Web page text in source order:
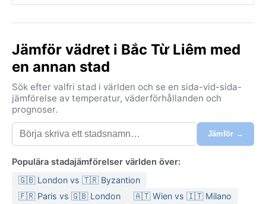
Jämför vädret i Bắc Từ Liêm med
en annan stad
Sök efter valfri stad i världen och se en sida-vid-sida-
jämförelse av temperatur, väderförhållanden och
prognoser.
Jämför →
Populära stadajämförelser världen över:
🇬🇧 London vs 🇹🇷 Byzantion
🇫🇷 Paris vs 🇬🇧 London
🇦🇹 Wien vs 🇮🇹 Milano